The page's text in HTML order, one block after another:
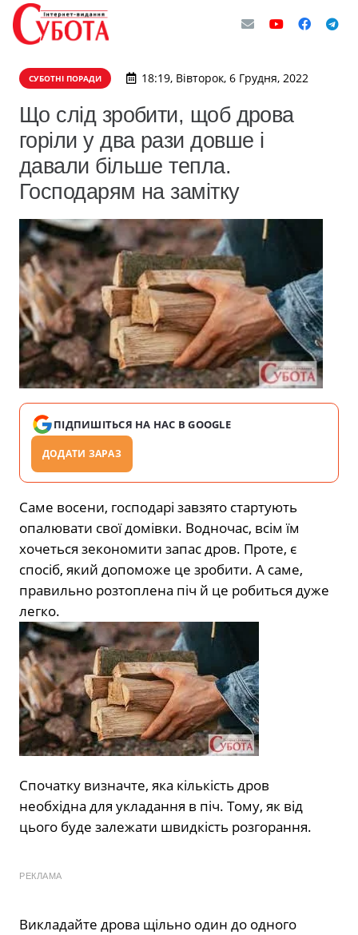
СУБОТНІ ПОРАДИ 18:19, Вівторок, 6 Грудня, 2022
Що слід зробити, щоб дрова
горіли у два рази довше і
давали більше тепла.
Господарям на замітку
ПІДПИШІТЬСЯ НА НАС В GOOGLE
ДОДАТИ ЗАРАЗ
Саме восени, господарі завзято стартують
опалювати свої домівки. Водночас, всім їм
хочеться зекономити запас дров. Проте, є
спосіб, який допоможе це зробити. А саме,
правильно розтоплена піч й це робиться дуже
легко.
Спочатку визначте, яка кількість дров
необхідна для укладання в піч. Тому, як від
цього буде залежати швидкість розгорання.
РЕКЛАМА
Викладайте дрова щільно один до одного